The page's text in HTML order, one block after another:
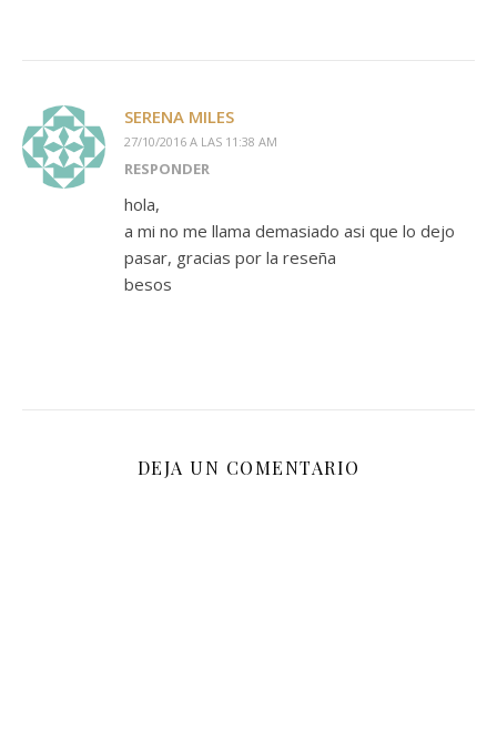
SERENA MILES
27/10/2016 A LAS 11:38 AM
RESPONDER
hola,
a mi no me llama demasiado asi que lo dejo
pasar, gracias por la reseña
besos
DEJA UN COMENTARIO